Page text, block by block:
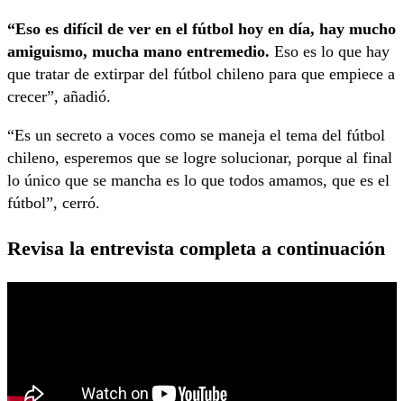
“Eso es difícil de ver en el fútbol hoy en día, hay mucho
amiguismo, mucha mano entremedio. Eso es lo que hay
que tratar de extirpar del fútbol chileno para que empiece a
crecer”, añadió.
“Es un secreto a voces como se maneja el tema del fútbol
chileno, esperemos que se logre solucionar, porque al final
lo único que se mancha es lo que todos amamos, que es el
fútbol”, cerró.
Revisa la entrevista completa a continuación